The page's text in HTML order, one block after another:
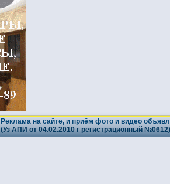
Реклама на сайте, и приём фото и видео
(Уз АПИ от 04.02.2010 г регистрационный